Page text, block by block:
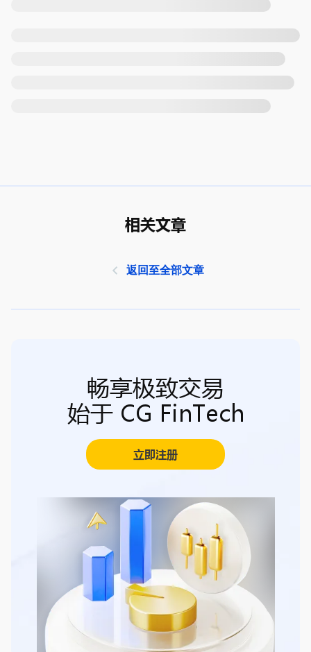
相关文章
返回至全部文章
畅享极致交易
始于 CG FinTech
立即注册